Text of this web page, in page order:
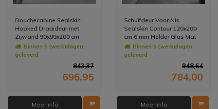
Douchecabine Sealskin
Hooked Draaideur met
Zijwand 90x90x200 cm
Helder Glas Mat Zwart
Binnen 5 (werk)dagen
geleverd
843,37
696,95
Meer info
Schuifdeur Voor Nis
Sealskin Contour 120x200
cm 6 mm Helder Glas Mat
WitBinnen 5 (werk)dagen
geleverd
948,64
784,00
Meer info